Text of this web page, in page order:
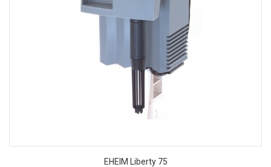
EHEIM Liberty 75